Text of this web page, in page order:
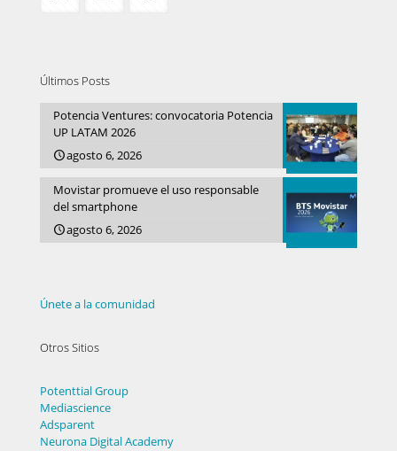
Últimos Posts
Potencia Ventures: convocatoria Potencia
UP LATAM 2026
agosto 6, 2026
Movistar promueve el uso responsable
del smartphone
agosto 6, 2026
Únete a la comunidad
Otros Sitios
Potenttial Group
Mediascience
Adsparent
Neurona Digital Academy